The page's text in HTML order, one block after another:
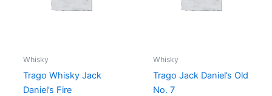
Whisky
Trago Whisky Jack
Daniel’s Fire
Whisky
Trago Jack Daniel’s Old
No. 7